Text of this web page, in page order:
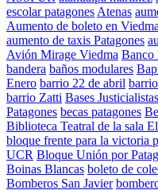
escolar patagones Atenas
Aumento de boleto en Viedma
aumento de taxis Patagones
Avión Mirage Viedma Banco
bandera baños modulares
Enero barrio 22 de abril
barrio Zatti Bases
Patagones becas patagones
Biblioteca Teatral de la sala
bloque frente para la victoria
UCR Bloque Unión por
Boinas Blancas boleto de
Bomberos San Javier